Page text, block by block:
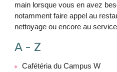
main lorsque vous en avez
notamment faire appel au
nettoyage ou encore au
A - Z
Cafétéria du Campus W